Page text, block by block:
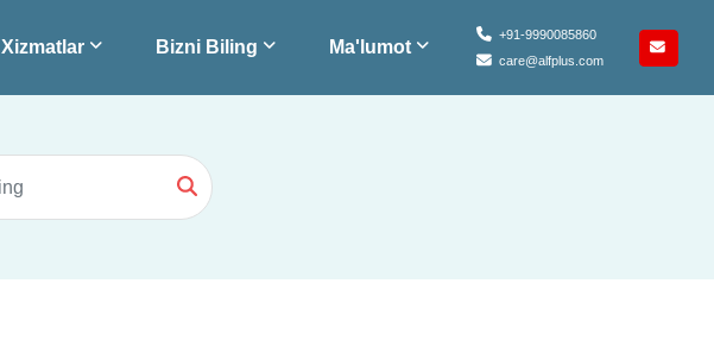
+91-9990085860
care@alfplus.com
Xizmatlar Bizni Biling Ma'lumot